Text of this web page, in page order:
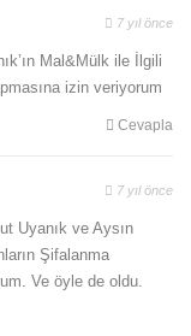
7 yıl önce
Mal&Mülk ile İlgili
izin veriyorum
Cevapla
7 yıl önce
Uyanık ve Aysın
Şifalanma
Ve öyle de oldu.